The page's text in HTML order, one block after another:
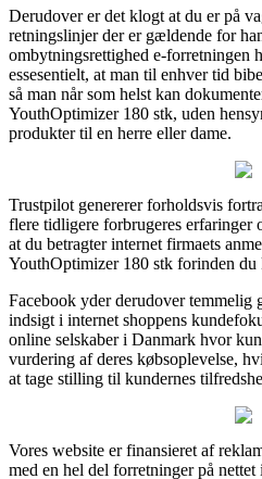
Derudover er det klogt at du er på
retningslinjer der er gældende for
ombytningsrettighed e-forretningen
essesentielt, at man til enhver tid
så man når som helst kan
YouthOptimizer 180 stk, uden
produkter til en herre eller dame.
Trustpilot genererer forholdsvis
flere tidligere forbrugeres erfaringer
at du betragter internet firmaets
YouthOptimizer 180 stk forinden du
Facebook yder derudover temmelig
indsigt i internet shoppens
online selskaber i Danmark hvor
vurdering af deres købsoplevelse,
at tage stilling til kundernes
Vores website er finansieret af
med en hel del forretninger på